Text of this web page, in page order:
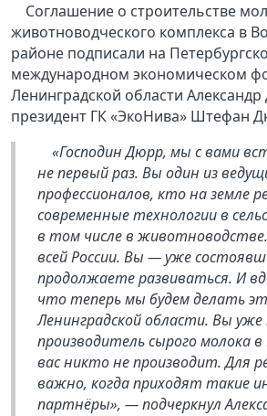
Соглашение о строительстве
животноводческого комплекса в
районе подписали на
международном экономическом
Ленинградской области
президент ГК «ЭкоНива» Штефан
«Господин Дюрр, мы с вами
не первый раз. Вы один из
профессионалов, кто на земле
современные технологии в
в том числе в
всей России. Вы — уже
продолжаете развиваться. И
что теперь мы будем делать
Ленинградской области. Вы
производитель сырого молока в
вас никто не производит. Для
важно, когда приходят такие
партнёры», — подчеркнул